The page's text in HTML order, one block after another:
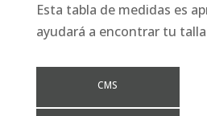
Esta tabla de medidas es
ayudará a encontrar tu
CMS